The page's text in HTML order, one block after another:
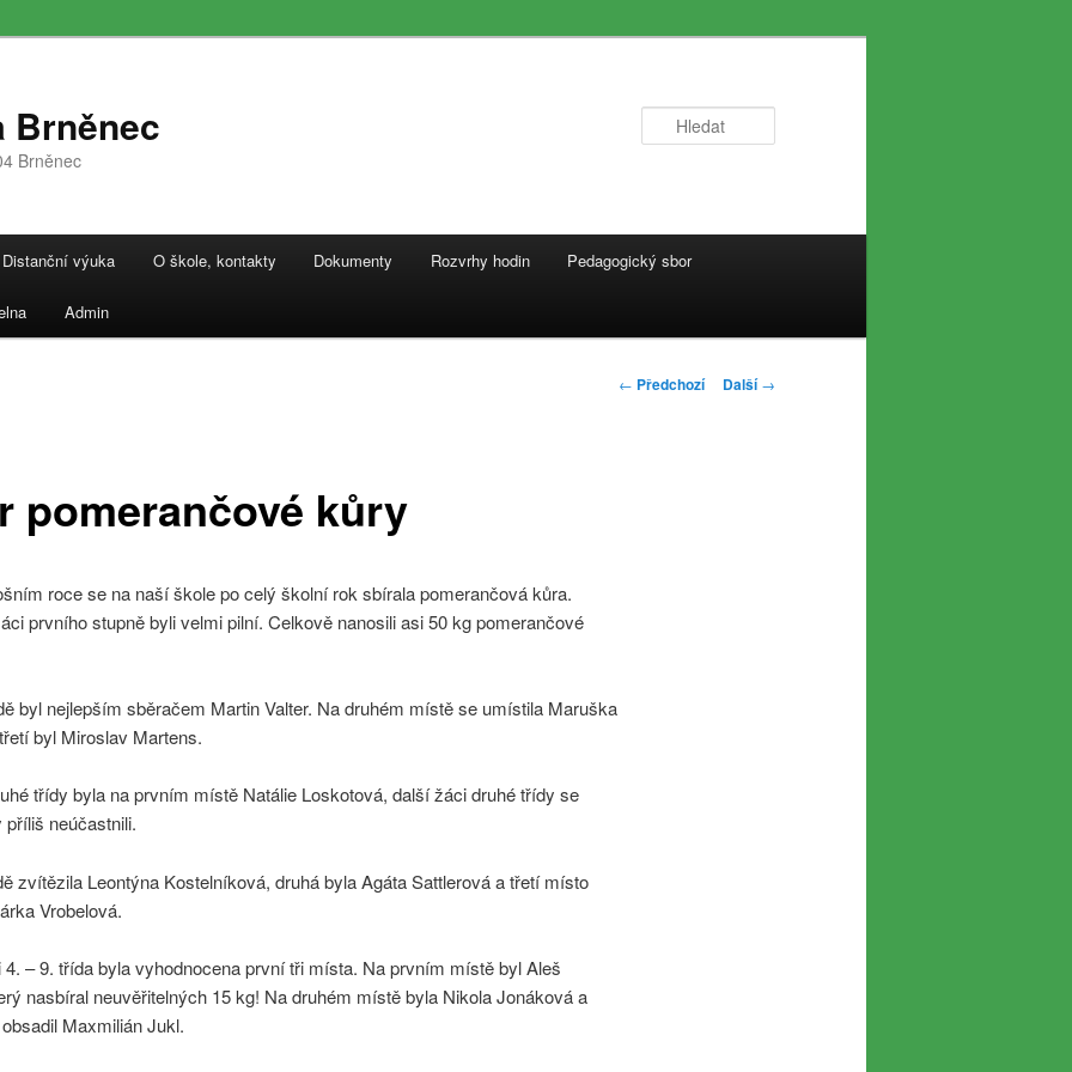
Brněnec
Brněnec
Distanční výuka O škole, kontakty Dokumenty Rozvrhy hodin Pedagogický sbor
Admin
Navigace
← Předchozí Další→
pomerančové kůry
roce se na naší škole po celý školní rok sbírala pomerančová kůra.
prvního stupně byli velmi pilní. Celkově nanosili asi 50 kg pomerančové
byl nejlepším sběračem Martin Valter. Na druhém místě se umístila Maruška
byl Miroslav Martens.
třídy byla na prvním místě Natálie Loskotová, další žáci druhé třídy se
neúčastnili.
zvítězila Leontýna Kostelníková, druhá byla Agáta Sattlerová a třetí místo
Vrobelová.
4. – 9. třída byla vyhodnocena první tři místa. Na prvním místě byl Aleš
nasbíral neuvěřitelných 15 kg! Na druhém místě byla Nikola Jonáková a
Maxmilián Jukl.